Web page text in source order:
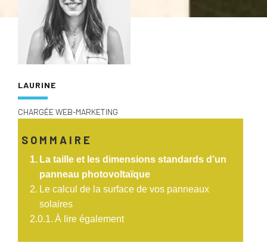
LAURINE
CHARGÉE WEB-MARKETING
SOMMAIRE
La taille et les dimensions standards d’un
panneau photovoltaïque
Le calcul de la surface de vos panneaux
solaires
À lire également